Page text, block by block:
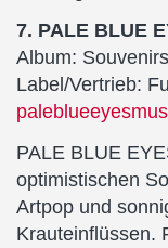
7. PALE BLUE
Album:
Label/Vertrieb:
PALE BLUE
optimistischen
Artpop und
Krauteinflüssen.